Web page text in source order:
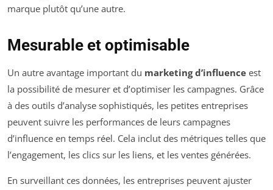
marque plutôt qu’une autre.
Mesurable et optimisable
Un autre avantage important du marketing d’influence est
la possibilité de mesurer et d’optimiser les campagnes. Grâce
à des outils d’analyse sophistiqués, les petites entreprises
peuvent suivre les performances de leurs campagnes
d’influence en temps réel. Cela inclut des métriques telles que
l’engagement, les clics sur les liens, et les ventes générées.
En surveillant ces données, les entreprises peuvent ajuster